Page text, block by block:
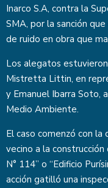
Inarco S.A, contra la
SMA, por la sanción
de ruido en obra que
Los alegatos
Mistretta Littin, en
y Emanuel Ibarra Soto,
Medio Ambiente.
El caso comenzó con
vecino a la
N° 114” o “Edificio
acción gatilló una